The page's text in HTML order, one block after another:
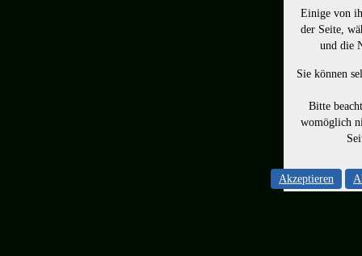
Einige von
der Seite,
und die
Sie können
Bitte
womöglich
Akzeptieren